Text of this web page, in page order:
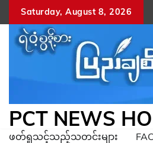
content
Saturday, August 8, 2026
PCT NEWS
ဖတ်ရှုသင့်သည့်သတင်းများ